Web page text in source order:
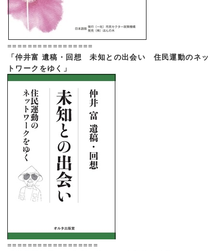
=================
「仲井富 遺稿・回想 未知との出会い 住民運動のネッ
トワークをゆく」
==================